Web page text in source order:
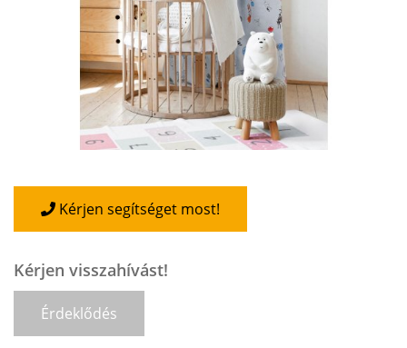
Kérjen segítséget most!
Kérjen visszahívást!
Érdeklődés